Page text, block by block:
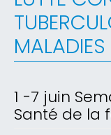
MALADIES
1 -7 juin
Santé de la